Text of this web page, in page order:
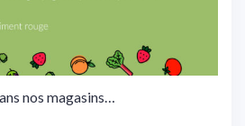
nos magasins…